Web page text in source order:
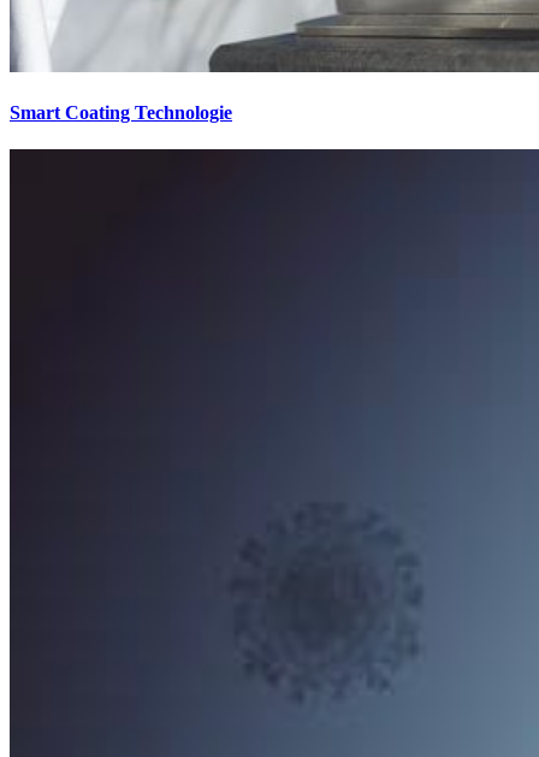
Smart Coating Technologie